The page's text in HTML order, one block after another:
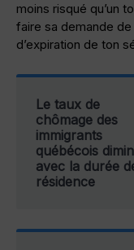
moins risqué qu’un
faire sa demande
d’expiration de ton
Le taux de
chômage des
immigrants
québécois
avec la durée
résidence